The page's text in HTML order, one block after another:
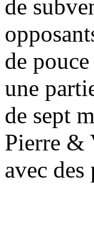
de
de
une
de sept
Pierre &
avec des